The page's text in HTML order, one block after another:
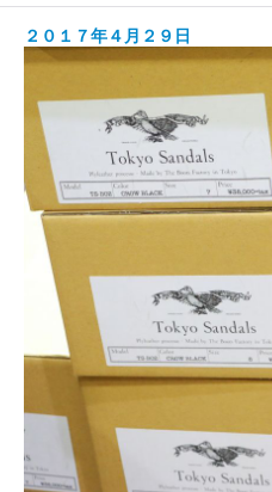
２０１７年４月２９日